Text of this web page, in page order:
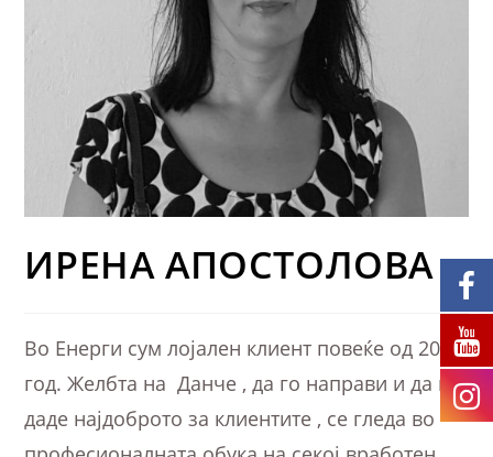
ИРЕНА АПОСТОЛОВА
Во Енерги сум лојален клиент повеќе од 20
год. Желбта на Данче , да го направи и да го
даде најдоброто за клиентите , се гледа во